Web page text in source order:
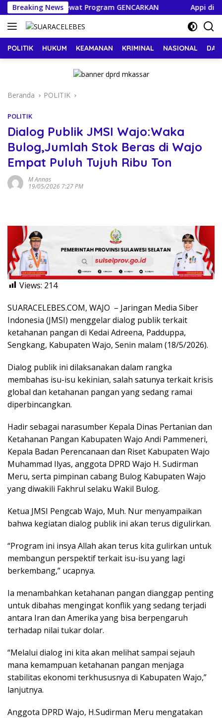
Langsung
ke
konten
Breaking News
Lewat Program GENCARKAN Appi di HUT
POLITIK HUKUM KEAMANAN KRIMINAL NASIONAL
Beranda POLITIK
POLITIK
Dialog Publik JMSI Wajo:Waka
Bulog,Jumlah Stok Beras di Wajo
Empat Puluh Tujuh Ribu Ton
M Annas
19/05/2026 7:27 PM
Views: 214
SUARACELEBES.COM, WAJO – Jaringan Media Siber
Indonesia (JMSI) menggelar dialog publik terkait
ketahanan pangan di Kedai Adreena, Padduppa,
Sengkang, Kabupaten Wajo, Senin malam (18/5/2026).
Dialog publik ini dilaksanakan dalam rangka
membahas isu-isu kekinian, salah satunya terkait krisis
global dan ketahanan pangan yang sedang ramai
diperbincangkan.
Hadir sebagai narasumber Kepala Dinas Pertanian dan
Ketahanan Pangan Kabupaten Wajo Andi Pammeneri,
Kepala Badan Perencanaan dan Riset Kabupaten Wajo
Muhammad Ilyas, anggota DPRD Wajo H. Sudirman
Meru, serta pimpinan cabang Bulog Kabupaten Wajo
yang diwakili Fakhrul selaku Wakil Bulog.
Ketua JMSI Pengcab Wajo, Muh. Nur menyampaikan
bahwa kegiatan dialog publik ini akan terus digulirkan.
“Program ini insya Allah akan terus kita gulirkan untuk
membangun perspektif terkait isu-isu yang lagi
berkembang,” ucapnya.
Ia menambahkan ketahanan pangan dianggap penting
untuk dibahas mengingat konflik yang sedang terjadi
antara Iran dan Amerika yang bisa berpengaruh
terhadap nilai tukar dolar.
“Melalui dialog ini kita akan melihat sampai sejauh
mana kemampuan ketahanan pangan menjaga
stabilitas ekonomi terkhususnya di Kabupaten Wajo,”
lanjutnya.
Anggota DPRD Wajo, H.Sudirman Meru mengatakan